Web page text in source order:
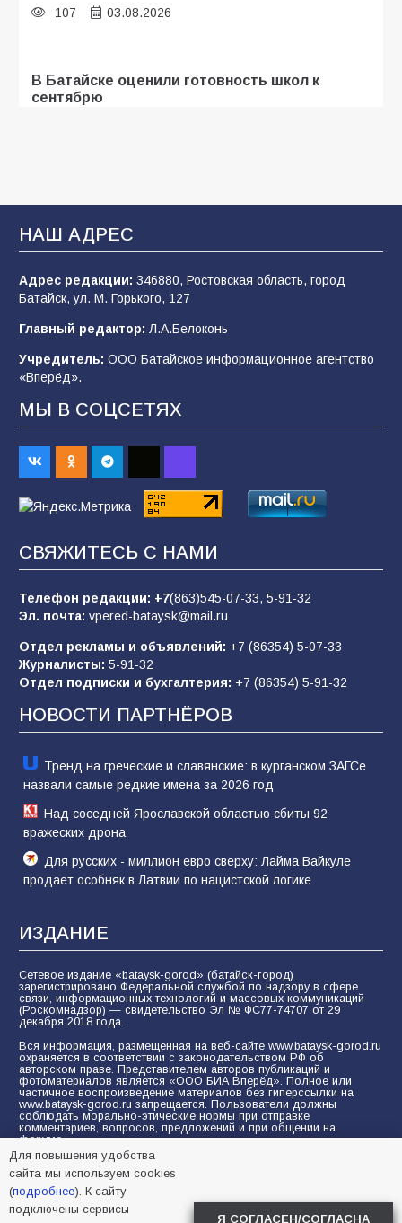
107 03.08.2026
В Батайске оценили готовность школ к
сентябрю
образовательного кластера
100 05.08.2026
В Батайске продолжаются дорожные работы
96 04.08.2026
деле происходит в армии России в августе
2026 года
94 03.08.2026
пропагандистский вброс
«Слухами Москву не возьмёшь»: почему
заявления Киева о мобилизации — это
отчаяние, а не разведка
80 02.08.2026
НАШ АДРЕС
Адрес редакции: 346880, Ростовская область, город
Батайск, ул. М. Горького, 127
Главный редактор: Л.А.Белоконь
Учредитель: ООО Батайское информационное агентство
«Вперёд».
МЫ В СОЦСЕТЯХ
СВЯЖИТЕСЬ С НАМИ
Телефон редакции: +7(863)545-07-33, 5-91-32
Эл. почта: vpered-bataysk@mail.ru
Отдел рекламы и объявлений: +7 (86354) 5-07-33
Журналисты: 5-91-32
Отдел подписки и бухгалтерия: +7 (86354) 5-91-32
НОВОСТИ ПАРТНЁРОВ
Тренд на греческие и славянские: в курганском ЗАГСе
назвали самые редкие имена за 2026 год
Над соседней Ярославской областью сбиты 92
вражеских дрона
Для русских - миллион евро сверху: Лайма Вайкуле
продает особняк в Латвии по нацистской логике
ИЗДАНИЕ
Сетевое издание «bataysk-gorod» (батайск-город)
зарегистрировано Федеральной службой по надзору в сфере
связи, информационных технологий и массовых коммуникаций
(Роскомнадзор) — свидетельство Эл № ФС77-74707 от 29
декабря 2018 года.
Вся информация, размещенная на веб-сайте www.bataysk-gorod.ru
охраняется в соответствии с законодательством РФ об
авторском праве. Представителем авторов публикаций и
фотоматериалов является «ООО БИА Вперёд». Полное или
частичное воспроизведение материалов без гиперссылки на
www.bataysk-gorod.ru запрещается. Пользователи должны
соблюдать морально-этические нормы при отправке
комментариев, вопросов, предложений и при общении на
форуме.
Политика конфиденциальности и защиты информации
Согласие на обработку персональных данных с помощью
сервисов Yandex.Metrika, LiveInternet, top.mail.ru
Для повышения удобства
сайта мы используем cookies
(подробнее). К сайту
подключены сервисы
Я СОГЛАСЕН/СОГЛАСНА